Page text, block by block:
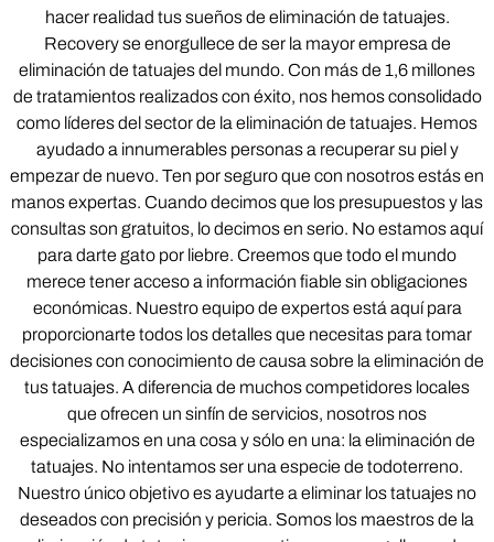
hacer realidad tus sueños de eliminación de tatuajes.
Recovery se enorgullece de ser la mayor empresa de
eliminación de tatuajes del mundo. Con más de 1,6 millones
de tratamientos realizados con éxito, nos hemos consolidado
como líderes del sector de la eliminación de tatuajes. Hemos
ayudado a innumerables personas a recuperar su piel y
empezar de nuevo. Ten por seguro que con nosotros estás en
manos expertas. Cuando decimos que los presupuestos y las
consultas son gratuitos, lo decimos en serio. No estamos aquí
para darte gato por liebre. Creemos que todo el mundo
merece tener acceso a información fiable sin obligaciones
económicas. Nuestro equipo de expertos está aquí para
proporcionarte todos los detalles que necesitas para tomar
decisiones con conocimiento de causa sobre la eliminación de
tus tatuajes. A diferencia de muchos competidores locales
que ofrecen un sinfín de servicios, nosotros nos
especializamos en una cosa y sólo en una: la eliminación de
tatuajes. No intentamos ser una especie de todoterreno.
Nuestro único objetivo es ayudarte a eliminar los tatuajes no
deseados con precisión y pericia. Somos los maestros de la